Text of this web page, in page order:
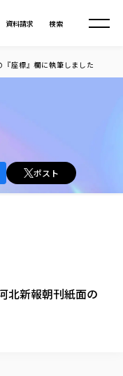
資料請求 検索
・大学院TOP
課外活動 TOP
『座標』欄に執筆しました
ポスト
北新報朝刊紙面の